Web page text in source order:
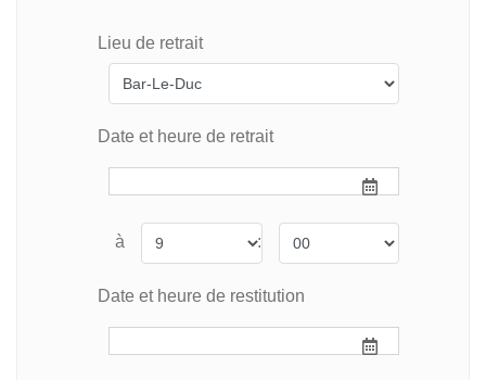
Lieu de retrait
Date et heure de retrait
à :
Date et heure de restitution